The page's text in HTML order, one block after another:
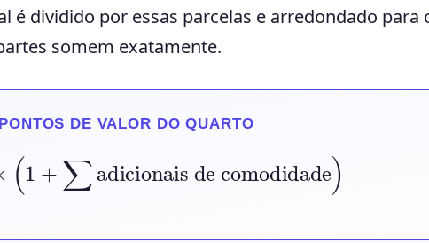
é dividido por essas parcelas e arredondado para
somem exatamente.
DE VALOR DO QUARTO
1 adicionais de comodidade